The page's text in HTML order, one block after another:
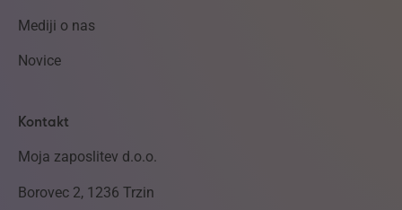
Mediji o nas
Novice
Kontakt
Moja zaposlitev d.o.o.
Borovec 2, 1236 Trzin